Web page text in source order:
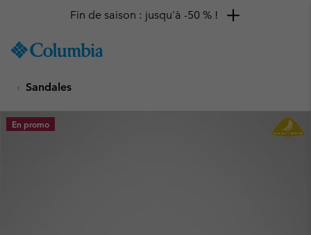
TO
SKIP
MAIN
NAV
Fin de saison : jusqu'à -50 % !
Sandales
En promo